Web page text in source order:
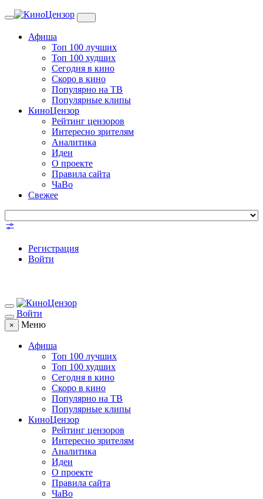
Toggle
Афиша
Топ 100 лучших
Топ 100 худших
Сегодня в кино
Скоро в кино
Популярно на ТВ
Популярные клипы
КиноЦензор
Рейтинг цензоров
Интересно зрителям
Аналитика
Идеи
О проекте
Правила сайта
ЧаВо
Свежее
Регистрация
Войти
Войти
× Меню
Афиша
Топ 100 лучших
Топ 100 худших
Сегодня в кино
Скоро в кино
Популярно на ТВ
Популярные клипы
КиноЦензор
Рейтинг цензоров
Интересно зрителям
Аналитика
Идеи
О проекте
Правила сайта
ЧаВо